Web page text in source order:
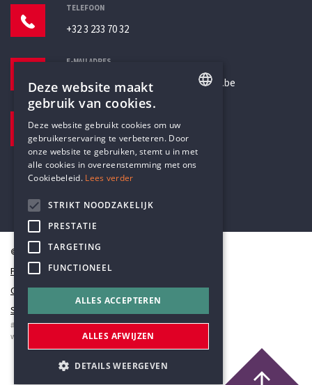
TELEFOON
+32 3 233 70 32
E-MAILADRES
secretariaat@humanistischverbond.be
Pottenbrug 4
Antwerpen, 2000
© Humanistisch Verbond 2026
Privacy
Cookiestatement
Sitemap
#codedwithlove byCodelines
webapplicaties
mobiele apps&maatwerk websites
DUTCH
Deze website maakt
gebruik van cookies.
Deze website gebruikt cookies om uw
gebruikerservaring te verbeteren. Door
onze website te gebruiken, stemt u in met
alle cookies in overeenstemming met ons
Cookiebeleid. Lees verder
STRIKT NOODZAKELIJK
PRESTATIE
TARGETING
FUNCTIONEEL
ALLES ACCEPTEREN
ALLES AFWIJZEN
DETAILS WEERGEVEN